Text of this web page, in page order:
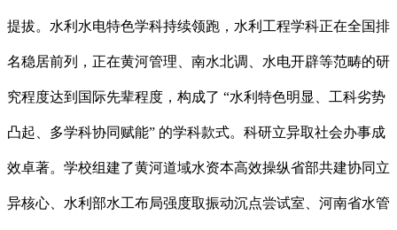
提拔。水利水电特色学科持续领跑，水利工程学科正在全国排
名稳居前列，正在黄河管理、南水北调、水电开辟等范畴的研
究程度达到国际先辈程度，构成了 “水利特色明显、工科劣势
凸起、多学科协同赋能” 的学科款式。科研立异取社会办事成
效卓著。学校组建了黄河道域水资本高效操纵省部共建协同立
异核心、水利部水工布局强度取振动沉点尝试室、河南省水管